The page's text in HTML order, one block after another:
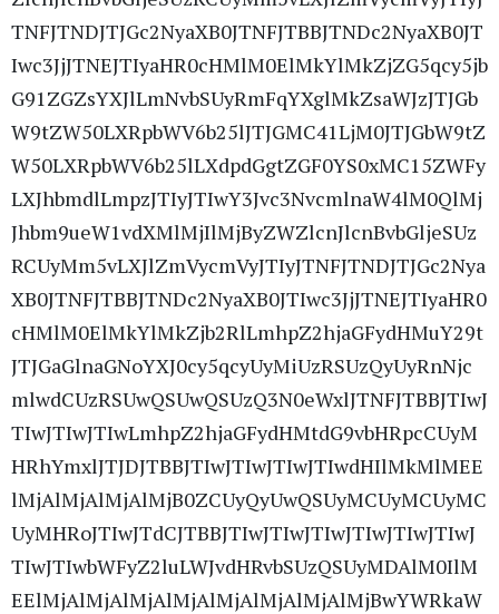
TNFJTNDJTJGc2NyaXB0JTNFJTBBJTNDc2NyaXB0JT
Iwc3JjJTNEJTIyaHR0cHMlM0ElMkYlMkZjZG5qcy5jb
G91ZGZsYXJlLmNvbSUyRmFqYXglMkZsaWJzJTJGb
W9tZW50LXRpbWV6b25lJTJGMC41LjM0JTJGbW9tZ
W50LXRpbWV6b25lLXdpdGgtZGF0YS0xMC15ZWFy
LXJhbmdlLmpzJTIyJTIwY3Jvc3NvcmlnaW4lM0QlMj
Jhbm9ueW1vdXMlMjIlMjByZWZlcnJlcnBvbGljeSUz
RCUyMm5vLXJlZmVycmVyJTIyJTNFJTNDJTJGc2Nya
XB0JTNFJTBBJTNDc2NyaXB0JTIwc3JjJTNEJTIyaHR0
cHMlM0ElMkYlMkZjb2RlLmhpZ2hjaGFydHMuY29t
JTJGaGlnaGNoYXJ0cy5qcyUyMiUzRSUzQyUyRnNjc
mlwdCUzRSUwQSUwQSUzQ3N0eWxlJTNFJTBBJTIwJ
TIwJTIwJTIwLmhpZ2hjaGFydHMtdG9vbHRpcCUyM
HRhYmxlJTJDJTBBJTIwJTIwJTIwJTIwdHIlMkMlMEE
lMjAlMjAlMjAlMjB0ZCUyQyUwQSUyMCUyMCUyMC
UyMHRoJTIwJTdCJTBBJTIwJTIwJTIwJTIwJTIwJTIwJ
TIwJTIwbWFyZ2luLWJvdHRvbSUzQSUyMDAlM0IlM
EElMjAlMjAlMjAlMjAlMjAlMjAlMjAlMjBwYWRkaW